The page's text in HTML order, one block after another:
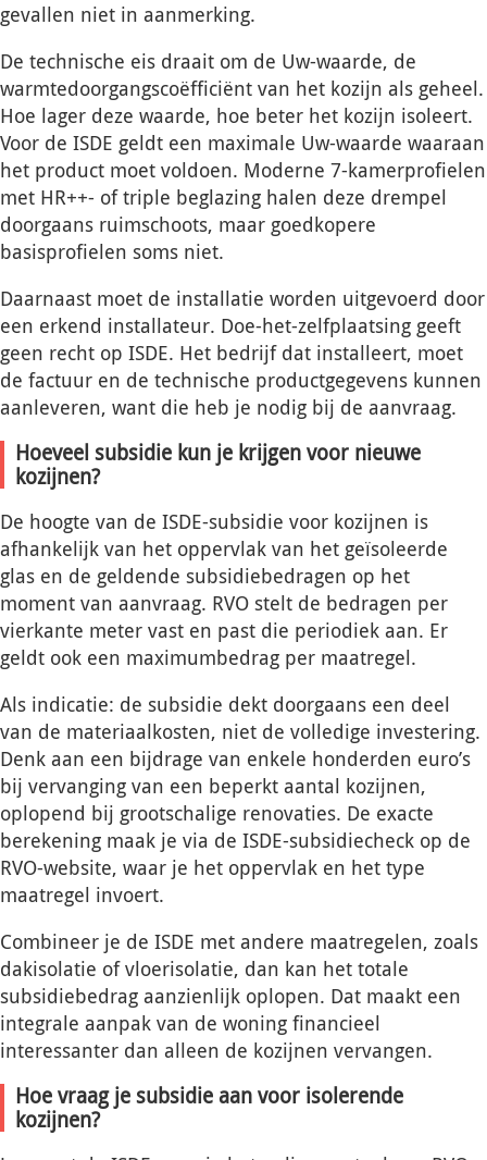
gevallen niet in aanmerking.
De technische eis draait om de Uw-waarde, de
warmtedoorgangscoëfficiënt van het kozijn als geheel.
Hoe lager deze waarde, hoe beter het kozijn isoleert.
Voor de ISDE geldt een maximale Uw-waarde waaraan
het product moet voldoen. Moderne 7-kamerprofielen
met HR++- of triple beglazing halen deze drempel
doorgaans ruimschoots, maar goedkopere
basisprofielen soms niet.
Daarnaast moet de installatie worden uitgevoerd door
een erkend installateur. Doe-het-zelfplaatsing geeft
geen recht op ISDE. Het bedrijf dat installeert, moet
de factuur en de technische productgegevens kunnen
aanleveren, want die heb je nodig bij de aanvraag.
Hoeveel subsidie kun je krijgen voor nieuwe
kozijnen?
De hoogte van de ISDE-subsidie voor kozijnen is
afhankelijk van het oppervlak van het geïsoleerde
glas en de geldende subsidiebedragen op het
moment van aanvraag. RVO stelt de bedragen per
vierkante meter vast en past die periodiek aan. Er
geldt ook een maximumbedrag per maatregel.
Als indicatie: de subsidie dekt doorgaans een deel
van de materiaalkosten, niet de volledige investering.
Denk aan een bijdrage van enkele honderden euro’s
bij vervanging van een beperkt aantal kozijnen,
oplopend bij grootschalige renovaties. De exacte
berekening maak je via de ISDE-subsidiecheck op de
RVO-website, waar je het oppervlak en het type
maatregel invoert.
Combineer je de ISDE met andere maatregelen, zoals
dakisolatie of vloerisolatie, dan kan het totale
subsidiebedrag aanzienlijk oplopen. Dat maakt een
integrale aanpak van de woning financieel
interessanter dan alleen de kozijnen vervangen.
Hoe vraag je subsidie aan voor isolerende
kozijnen?